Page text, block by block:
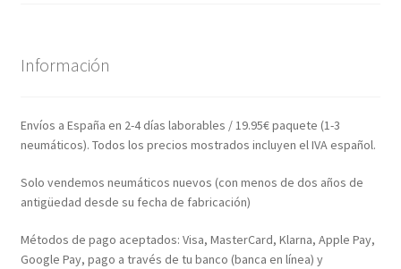
Información
Envíos a España en 2-4 días laborables / 19.95€ paquete (1-3
neumáticos). Todos los precios mostrados incluyen el IVA español.
Solo vendemos neumáticos nuevos (con menos de dos años de
antigüedad desde su fecha de fabricación)
Métodos de pago aceptados: Visa, MasterCard, Klarna, Apple Pay,
Google Pay, pago a través de tu banco (banca en línea) y